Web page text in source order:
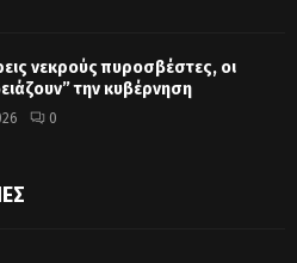
νεκρούς πυροσβέστες, οι
την κυβέρνηση
0